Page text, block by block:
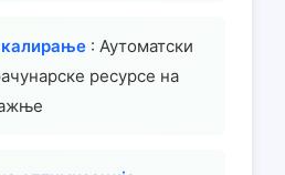
: Аутоматски
ресурсе на